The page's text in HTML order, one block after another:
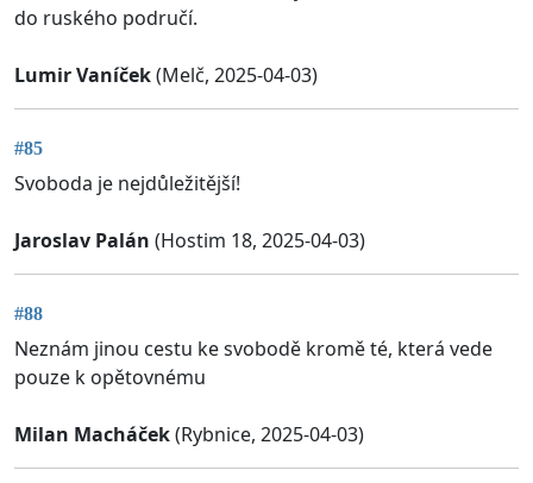
do ruského područí.
Lumir Vaníček(Melč, 2025-04-03)
#85
Svoboda je nejdůležitější!
Jaroslav Palán (Hostim 18, 2025-04-03)
#88
Neznám jinou cestu ke svobodě kromě té, která vede
pouze k opětovnému
Milan Macháček(Rybnice, 2025-04-03)